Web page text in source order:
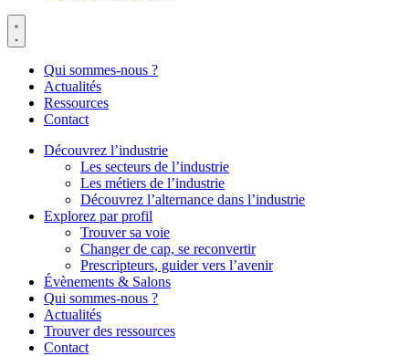
Qui sommes-nous ?
Actualités
Ressources
Contact
Découvrez l’industrie
Les secteurs de l’industrie
Les métiers de l’industrie
Découvrez l’alternance dans l’industrie
Explorez par profil
Trouver sa voie
Changer de cap, se reconvertir
Prescripteurs, guider vers l’avenir
Évènements & Salons
Qui sommes-nous ?
Actualités
Trouver des ressources
Contact